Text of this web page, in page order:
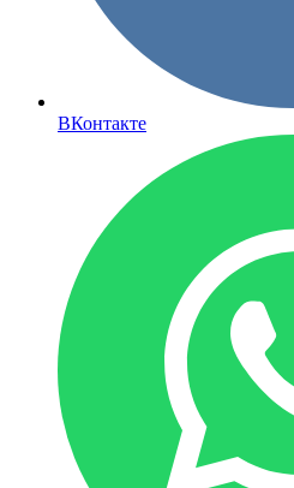
ВКонтакте